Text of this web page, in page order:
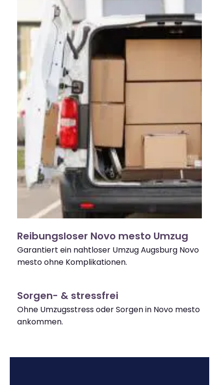
Reibungsloser Novo mesto Umzug
Garantiert ein nahtloser Umzug Augsburg Novo
mesto ohne Komplikationen.
Sorgen- & stressfrei
Ohne Umzugsstress oder Sorgen in Novo mesto
ankommen.